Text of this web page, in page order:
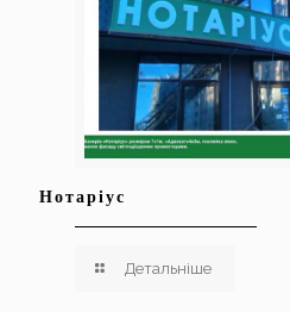
Нотаріус
Детальніше